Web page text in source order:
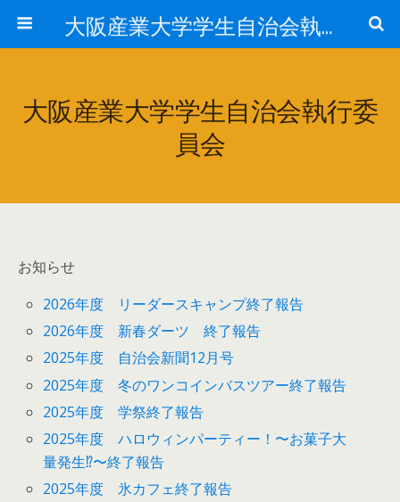
大阪産業大学学生自治会執行委員会
大阪産業大学学生自治会執行委
員会
お知らせ
2026年度 リーダースキャンプ終了報告
2026年度 新春ダーツ 終了報告
2025年度 自治会新聞12月号
2025年度 冬のワンコインバスツアー終了報告
2025年度 学祭終了報告
2025年度 ハロウィンパーティー！〜お菓子大
量発生⁉︎〜終了報告
2025年度 氷カフェ終了報告